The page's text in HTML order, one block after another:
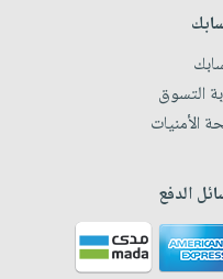
التسوق
الأمنيات
الدفع